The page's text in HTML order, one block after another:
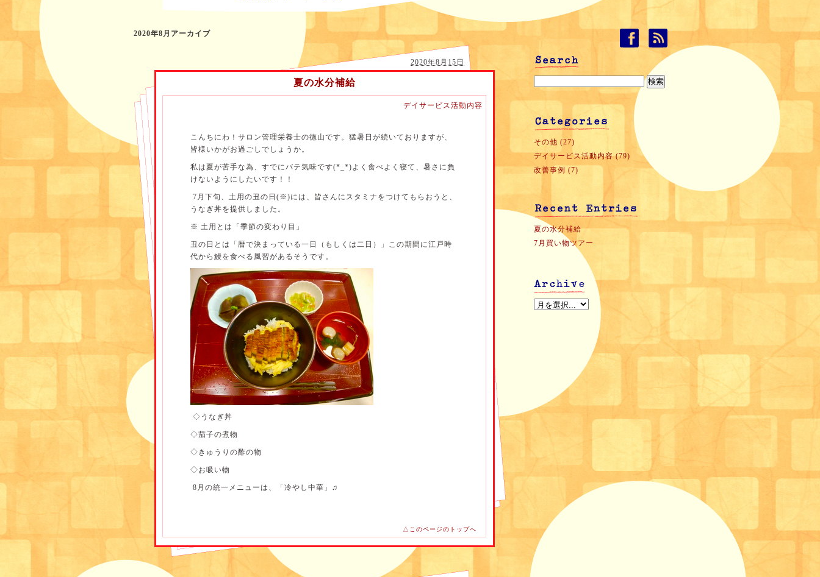
2020年8月アーカイブ
2020年8月15日
夏の水分補給
デイサービス活動内容
こんちにわ！サロン管理栄養士の徳山です。猛暑日が続いておりますが、
皆様いかがお過ごしでしょうか。
私は夏が苦手な為、すでにバテ気味です(*_*)よく食べよく寝て、暑さに負
けないようにしたいです！！
7月下旬、土用の丑の日(※)には、皆さんにスタミナをつけてもらおうと、
うなぎ丼を提供しました。
※ 土用とは「季節の変わり目」
丑の日とは「暦で決まっている一日（もしくは二日）」この期間に江戸時
代から鰻を食べる風習があるそうです。
◇うなぎ丼
◇茄子の煮物
◇きゅうりの酢の物
◇お吸い物
8月の統一メニューは、「冷やし中華」♫
△このページのトップへ
その他 (27)
デイサービス活動内容 (79)
改善事例 (7)
夏の水分補給
7月買い物ツアー